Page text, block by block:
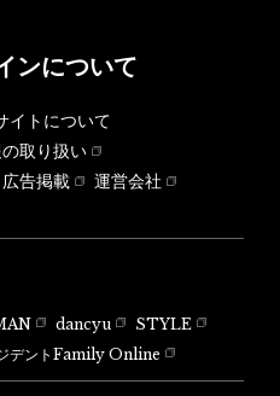
ンについて
イトについて
取り扱い
広告掲載
運営会社
dancyu
STYLE
デントFamily Online